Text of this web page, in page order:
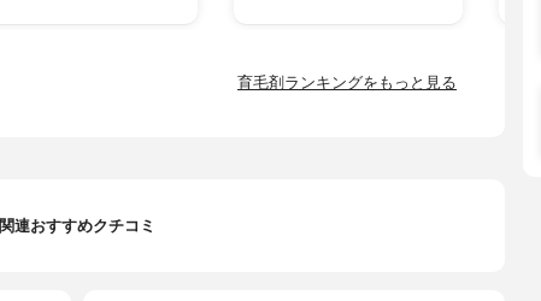
育毛剤ランキングをもっと見る
関連おすすめクチコミ